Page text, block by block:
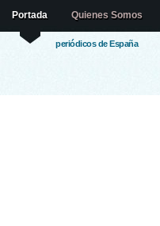
periódicos de España
Portada Quienes Somos